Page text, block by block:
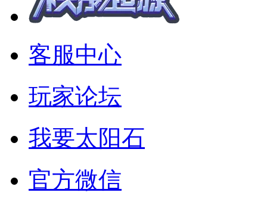
客服中心
玩家论坛
我要太阳石
官方微信